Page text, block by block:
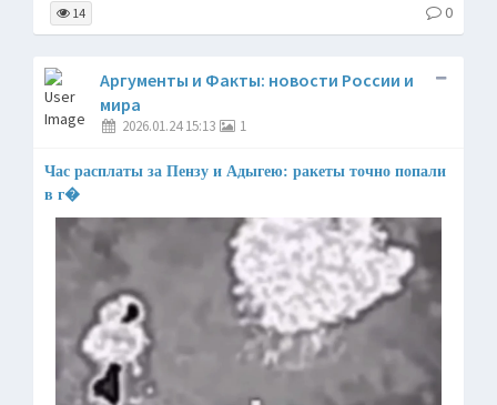
14 0
Аргументы и Факты: новости России и
мира
2026.01.24 15:13 1
Час расплаты за Пензу и Адыгею: ракеты точно попали
в г�